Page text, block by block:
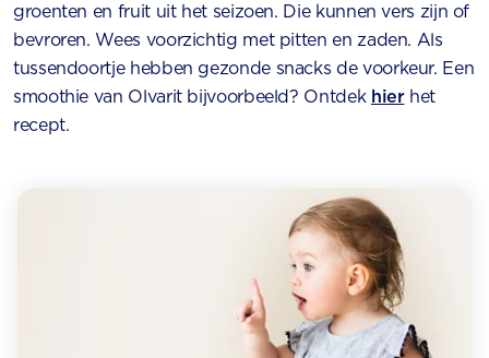
groenten en fruit uit het seizoen. Die kunnen vers zijn of
bevroren. Wees voorzichtig met pitten en zaden. Als
tussendoortje hebben gezonde snacks de voorkeur. Een
smoothie van Olvarit bijvoorbeeld? Ontdek hierhet
recept.